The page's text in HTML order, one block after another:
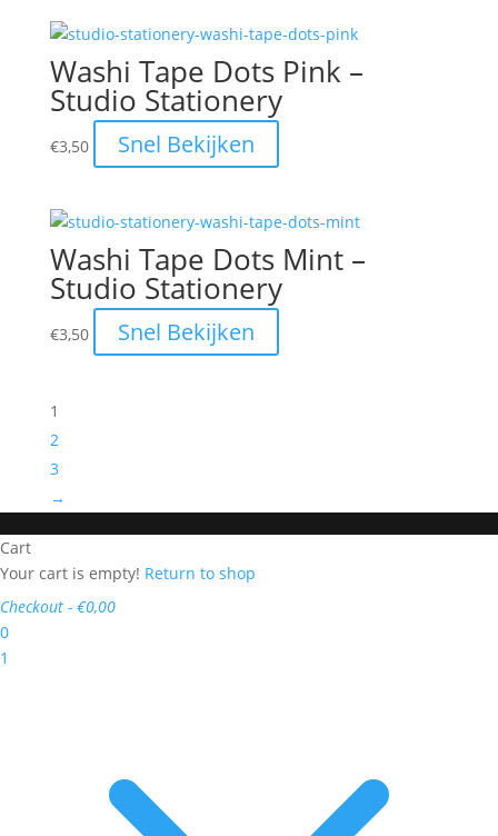
Washi Tape Dots Pink –
Studio Stationery
€3,50 Snel Bekijken
Washi Tape Dots Mint –
Studio Stationery
€3,50 Snel Bekijken
1
2
3
→
Cart
Your cart is empty! Return to shop
Checkout - €0,00
0
1